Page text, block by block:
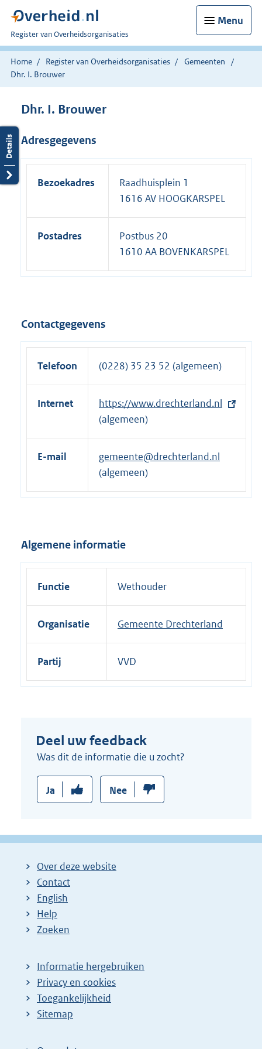
Menu
U
bent
nu
hier:
Register van Overheidsorganisaties
Home Register van Overheidsorganisaties
Gemeenten
Dhr. I. Brouwer
Dhr. I. Brouwer
Adresgegevens
Bezoekadres
Raadhuisplein 1
1616 AV HOOGKARSPEL
Postadres
Postbus 20
1610 AA BOVENKARSPEL
Contactgegevens
Telefoon (0228) 35 23 52 (algemeen)
Internet
E
x
t
r
e
n
k
https://www.drechterland.nl
(algemeen)
E-mail
gemeente@drechterland.nl
(algemeen)
Algemene informatie
Functie Wethouder
Organisatie Gemeente Drechterland
Partij VVD
Deel uw feedback
Was dit de informatie die u zocht?
Ja Nee
Over deze website
Contact
English
Help
Zoeken
Informatie hergebruiken
Privacy en cookies
Toegankelijkheid
Sitemap